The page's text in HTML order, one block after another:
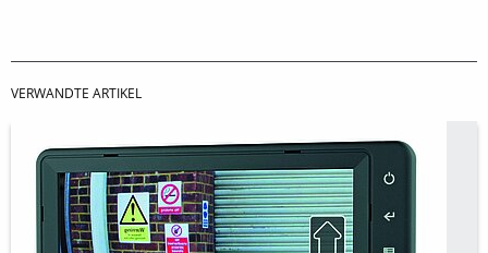
VERWANDTE ARTIKEL